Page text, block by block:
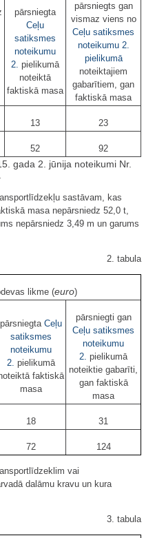
pārsniegta
Ceļu
satiksmes
noteikumu
2. pielikumā
noteiktā
faktiskā masa
pārsniegts gan
vismaz viens no
Ceļu satiksmes
noteikumu 2.
pielikumā
noteiktajiem
gabarītiem, gan
faktiskā masa
13 23
52 92
gada 2. jūnija noteikumi Nr.
sastāvam, kas
masa nepārsniedz 52,0 t,
nepārsniedz 3,49 m un garums
2. tabula
likme (euro)
pārsniegta Ceļu
satiksmes
noteikumu
2. pielikumā
faktiskā
masa
pārsniegti gan
Ceļu satiksmes
noteikumu
2. pielikumā
noteiktie gabarīti,
gan faktiskā
masa
18 31
72 124
vai
dalāmu kravu un kura
3. tabula